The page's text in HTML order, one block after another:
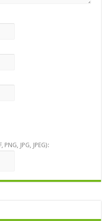
JPG, JPEG):